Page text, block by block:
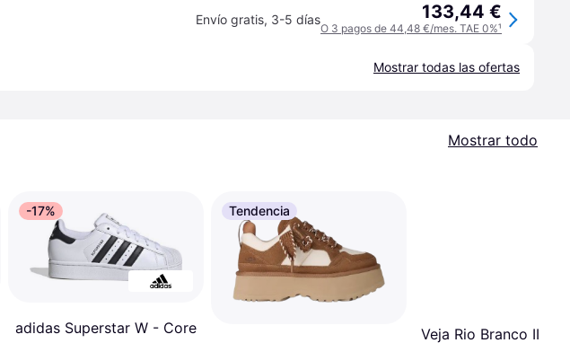
Envío gratis, 3-5 días 133,44 €
O 3 pagos de 44,48 €/mes. TAE 0%¹
Mostrar todas las ofertas
Mostrar todo
-17%
adidas Superstar W - Core
Tendencia
Veja Rio Branco II